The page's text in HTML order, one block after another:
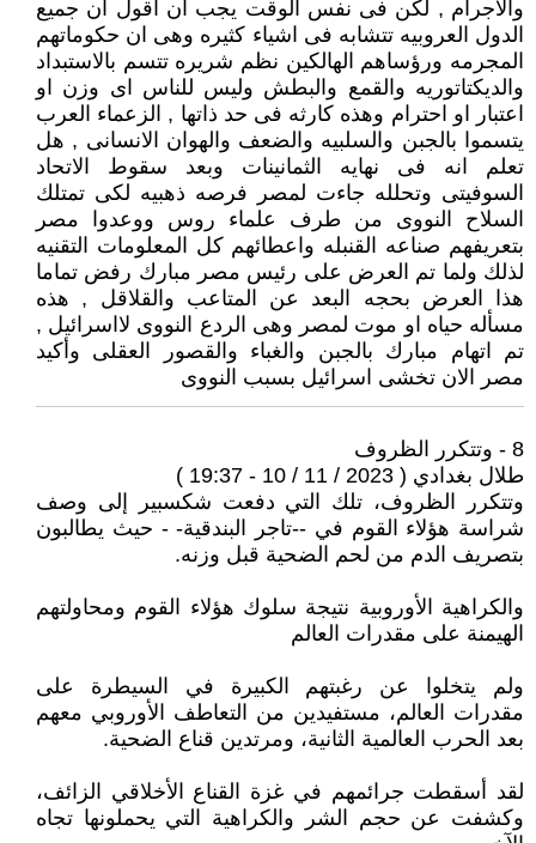
والاجرام , لكن فى نفس الوقت يجب ان اقول ان جميع
الدول العروبيه تتشابه فى اشياء كثيره وهى ان حكوماتهم
المجرمه ورؤساهم الهالكين نظم شريره تتسم بالاستبداد
والديكتاتوريه والقمع والبطش وليس للناس اى وزن او
اعتبار او احترام وهذه كارثه فى حد ذاتها , الزعماء العرب
يتسموا بالجبن والسلبيه والضعف والهوان الانسانى , هل
تعلم انه فى نهايه الثمانينات وبعد سقوط الاتحاد
السوفيتى وتحلله جاءت لمصر فرصه ذهبيه لكى تمتلك
السلاح النووى من طرف علماء روس ووعدوا مصر
بتعريفهم صناعه القنبله واعطائهم كل المعلومات التقنيه
لذلك ولما تم العرض على رئيس مصر مبارك رفض تماما
هذا العرض بحجه البعد عن المتاعب والقلاقل , هذه
مسأله حياه او موت لمصر وهى الردع النووى لااسرائيل ,
تم اتهام مبارك بالجبن والغباء والقصور العقلى وأكيد
مصر الان تخشى اسرائيل بسبب النووى
8 - وتتكرر الظروف
طلال بغدادي ( 2023 / 11 / 10 - 19:37 )
وتتكرر الظروف، تلك التي دفعت شكسبير إلى وصف
شراسة هؤلاء القوم في --تاجر البندقية- - حيث يطالبون
بتصريف الدم من لحم الضحية قبل وزنه.
والكراهية الأوروبية نتيجة سلوك هؤلاء القوم ومحاولتهم
الهيمنة على مقدرات العالم
ولم يتخلوا عن رغبتهم الكبيرة في السيطرة على
مقدرات العالم، مستفيدين من التعاطف الأوروبي معهم
بعد الحرب العالمية الثانية، ومرتدين قناع الضحية.
لقد أسقطت جرائمهم في غزة القناع الأخلاقي الزائف،
وكشفت عن حجم الشر والكراهية التي يحملونها تجاه